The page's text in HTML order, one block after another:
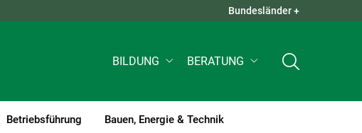
QUICK LINKS +
Bundesländer +
BILDUNG BERATUNG
Betriebsführung Bauen, Energie & Technik